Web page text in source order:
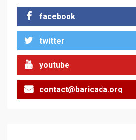
facebook
twitter
youtube
contact@baricada.org